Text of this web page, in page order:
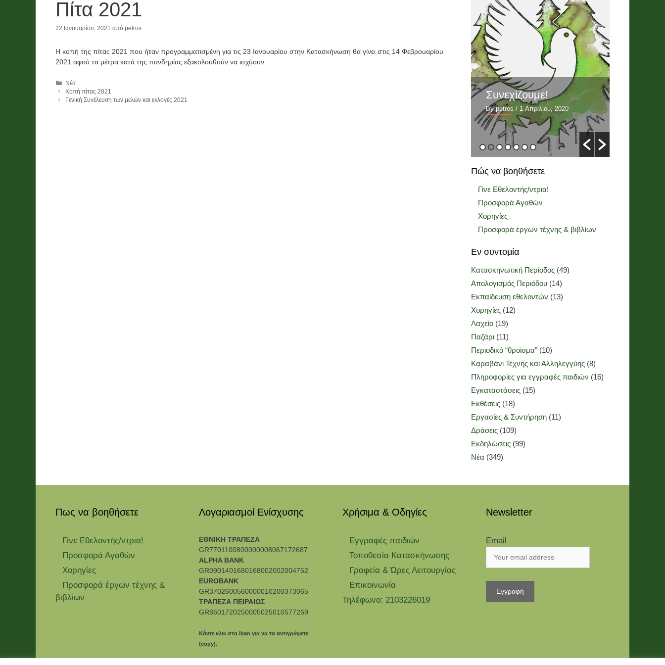
Πίτα 2021
22 Ιανουαρίου, 2021 από petros
Η κοπή της πίτας 2021 που ήταν προγραμματισμένη για τις 23 Ιανουαρίου στην Κατασκήνωση θα γίνει στις 14 Φεβρουαρίου
2021 αφού τα μέτρα κατά της πανδημίας εξακολουθούν να ισχύουν.
Κατηγορίες
Νέα
Κοπή πίτας 2021
Γενική Συνέλευση των μελών και εκλογές 2021
Συνεχίζουμε!
By petros / 1 Απριλίου, 2020
Πώς να βοηθήσετε
Γίνε Εθελοντής/ντρια!
Προσφορά Αγαθών
Χορηγίες
Προσφορά έργων τέχνης & βιβλίων
Εν συντομία
Κατασκηνωτική Περίοδος (49)
Απολογισμός Περιόδου (14)
Εκπαίδευση εθελοντών (13)
Χορηγίες (12)
Λαχείο (19)
Παζάρι (11)
Περιοδικό “θροϊσμα” (10)
Καραβάνι Τέχνης και Αλληλεγγύης (8)
Πληροφορίες για εγγραφές παιδιών (16)
Εγκαταστάσεις (15)
Εκθέσεις (18)
Εργασίες & Συντήρηση (11)
Δράσεις (109)
Εκδηλώσεις (99)
Νέα (349)
Πως να βοηθήσετε
Γίνε Εθελοντής/ντρια!
Προσφορά Αγαθών
Χορηγίες
Προσφορά έργων τέχνης &
βιβλίων
Λογαριασμοί Ενίσχυσης
ΕΘΝΙΚΗ ΤΡΑΠΕΖΑ
GR7701100800000008067172687
ALPHA BANK
GR0901401680168002002004752
EUROBANK
GR3702600560000010200373065
ΤΡΑΠΕΖΑ ΠΕΙΡΑΙΩΣ
GR8601720250005025010577269
Κάντε κλικ στα iban για να τα αντιγράψετε
(copy).
Χρήσιμα & Οδηγίες
Eγγραφές παιδιών
Τοποθεσία Κατασκήνωσης
Γραφεία & Ώρες Λειτουργίας
Επικοινωνία
Τηλέφωνο: 2103226019
Newsletter
Email